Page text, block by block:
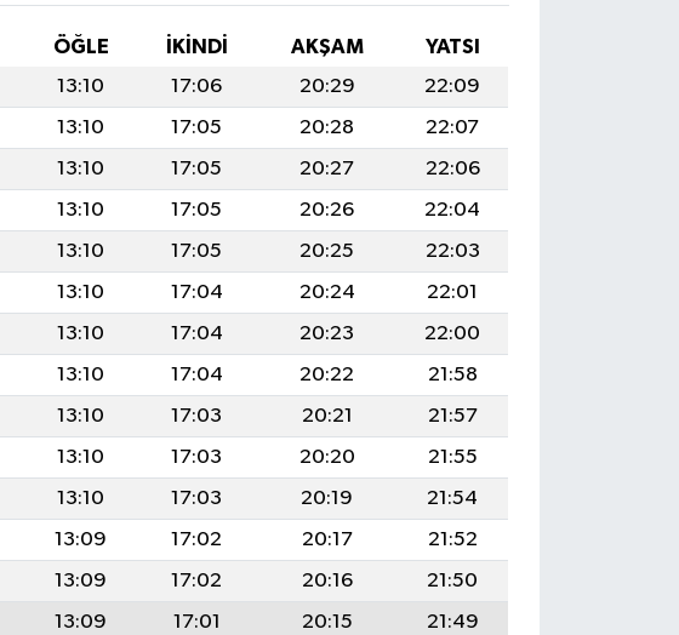
ÖĞLE İKINDI AKŞAM
YATSI
13:10 17:06 20:29
22:09
13:10 17:05 20:28
22:07
13:10 17:05 20:27
22:06
13:10 17:05 20:26
22:04
13:10 17:05 20:25
22:03
13:10 17:04 20:24
22:01
13:10 17:04 20:23
22:00
13:10 17:04 20:22
21:58
13:10 17:03 20:21
21:57
13:10 17:03 20:20
21:55
13:10 17:03 20:19
21:54
13:09 17:02 20:17
21:52
13:09 17:02 20:16
21:50
13:09 17:01 20:15
21:49